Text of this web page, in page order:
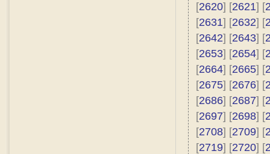
[2620] [2621] [
[2631] [2632] [
[2642] [2643] [
[2653] [2654] [
[2664] [2665] [
[2675] [2676] [
[2686] [2687] [
[2697] [2698] [
[2708] [2709] [
[2719] [2720] [